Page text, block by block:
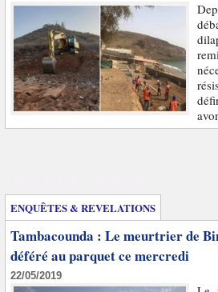
ENQUÊTES & REVELATIONS
Tambacounda : Le meurtrier de
déféré au parquet ce mercredi
22/05/2019